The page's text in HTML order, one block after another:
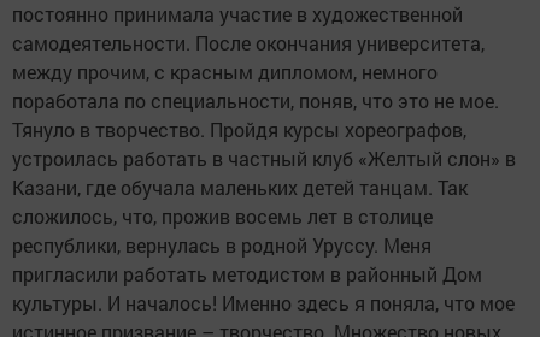
постоянно принимала участие в художественной
самодеятельности. После окончания университета,
между прочим, с красным дипломом, немного
поработала по специальности, поняв, что это не мое.
Тянуло в творчество. Пройдя курсы хореографов,
устроилась работать в частный клуб «Желтый слон» в
Казани, где обучала маленьких детей танцам. Так
сложилось, что, прожив восемь лет в столице
республики, вернулась в родной Уруссу. Меня
пригласили работать методистом в районный Дом
культуры. И началось! Именно здесь я поняла, что мое
истинное призвание – творчество. Множество новых